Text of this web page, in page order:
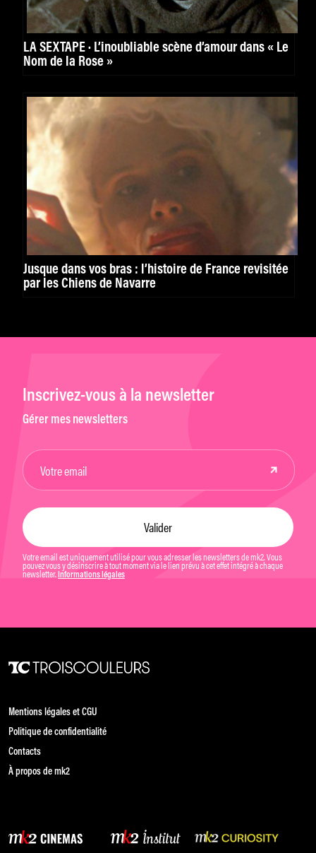
LA SEXTAPE · L’inoubliable scène d’amour dans « Le
Nom de la Rose »
Jusque dans vos bras : l’histoire de France revisitée
par les Chiens de Navarre
Inscrivez-vous à la newsletter
Gérer mes newsletters
Votre email est uniquement utilisé pour vous adresser les newsletters de mk2. Vous
pouvez vous y désinscrire à tout moment via le lien prévu à cet effet intégré à chaque
newsletter. Informations légales
Mentions légales et CGU
Politique de confidentialité
Contacts
À propos de mk2